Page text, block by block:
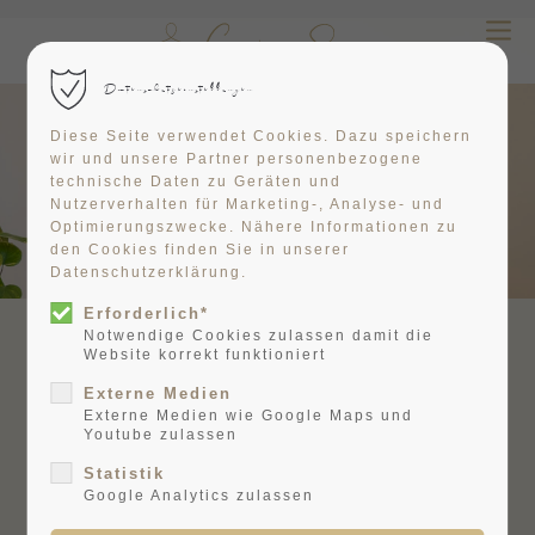
Der Eintrag "offcanvas-col1"
existiert leider nicht.
Der Eintrag "offcanvas-col2"
existiert leider nicht.
Der Eintrag "offcanvas-col3"
existiert leider nicht.
Der Eintrag "offcanvas-col4"
existiert leider nicht.
Online Termin
Datenschutzeinstellungen
Diese Seite verwendet Cookies. Dazu speichern
wir und unsere Partner personenbezogene
technische Daten zu Geräten und
Nutzerverhalten für Marketing-, Analyse- und
Optimierungszwecke. Nähere Informationen zu
den Cookies finden Sie in unserer
Datenschutzerklärung.
Erforderlich*
Notwendige Cookies zulassen damit die
Website korrekt funktioniert
Externe Medien
Externe Medien wie Google Maps und
Youtube zulassen
Statistik
Google Analytics zulassen